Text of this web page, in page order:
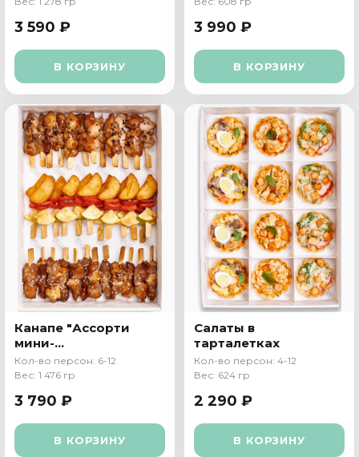
3 590 ₽
В КОРЗИНУ
3 990 ₽
В КОРЗИНУ
Канапе "Ассорти
мини-
шашлычков"
Кол-во персон: 6-12
Вес: 1 476 гр
3 790 ₽
В КОРЗИНУ
Салаты в
тарталетках
Кол-во персон: 4-12
Вес: 624 гр
2 290 ₽
В КОРЗИНУ